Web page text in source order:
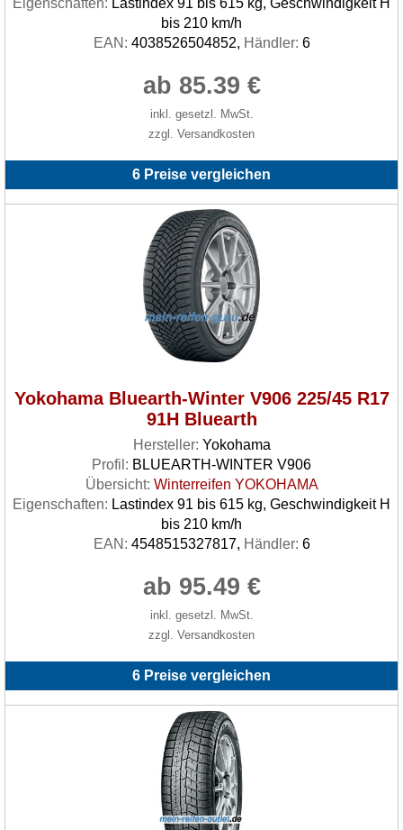
Eigenschaften: Lastindex 91 bis 615 kg, Geschwindigkeit H
bis 210 km/h
EAN: 4038526504852, Händler: 6
ab 85.39 €
inkl. gesetzl. MwSt.
zzgl. Versandkosten
6 Preise vergleichen
Yokohama Bluearth-Winter V906 225/45 R17
91H Bluearth
Hersteller: Yokohama
Profil: BLUEARTH-WINTER V906
Übersicht: Winterreifen YOKOHAMA
Eigenschaften: Lastindex 91 bis 615 kg, Geschwindigkeit H
bis 210 km/h
EAN: 4548515327817, Händler: 6
ab 95.49 €
inkl. gesetzl. MwSt.
zzgl. Versandkosten
6 Preise vergleichen